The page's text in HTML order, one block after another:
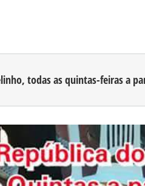
todas as quintas-feiras a